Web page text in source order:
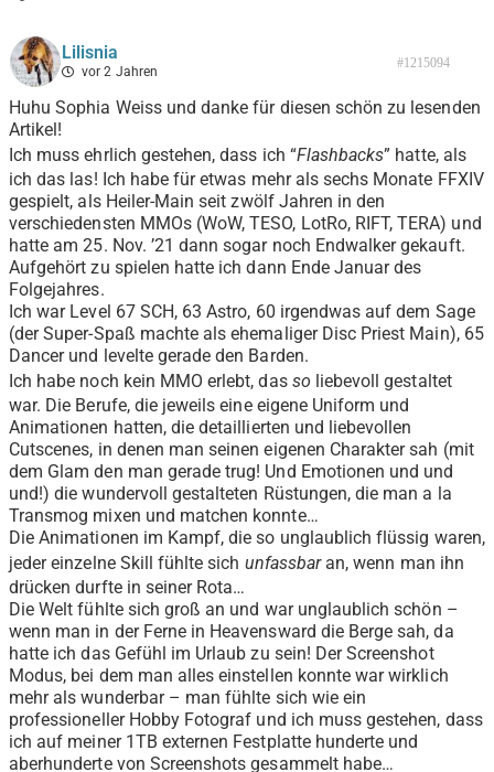
Lilisnia
vor 2 Jahren
#1215094
Huhu Sophia Weiss und danke für diesen schön zu lesenden
Artikel!
Ich muss ehrlich gestehen, dass ich “Flashbacks” hatte, als
ich das las! Ich habe für etwas mehr als sechs Monate FFXIV
gespielt, als Heiler-Main seit zwölf Jahren in den
verschiedensten MMOs (WoW, TESO, LotRo, RIFT, TERA) und
hatte am 25. Nov. ’21 dann sogar noch Endwalker gekauft.
Aufgehört zu spielen hatte ich dann Ende Januar des
Folgejahres.
Ich war Level 67 SCH, 63 Astro, 60 irgendwas auf dem Sage
(der Super-Spaß machte als ehemaliger Disc Priest Main), 65
Dancer und levelte gerade den Barden.
Ich habe noch kein MMO erlebt, das so liebevoll gestaltet
war. Die Berufe, die jeweils eine eigene Uniform und
Animationen hatten, die detaillierten und liebevollen
Cutscenes, in denen man seinen eigenen Charakter sah (mit
dem Glam den man gerade trug! Und Emotionen und und
und!) die wundervoll gestalteten Rüstungen, die man a la
Transmog mixen und matchen konnte…
Die Animationen im Kampf, die so unglaublich flüssig waren,
jeder einzelne Skill fühlte sich unfassbaran, wenn man ihn
drücken durfte in seiner Rota…
Die Welt fühlte sich groß an und war unglaublich schön –
wenn man in der Ferne in Heavensward die Berge sah, da
hatte ich das Gefühl im Urlaub zu sein! Der Screenshot
Modus, bei dem man alles einstellen konnte war wirklich
mehr als wunderbar – man fühlte sich wie ein
professioneller Hobby Fotograf und ich muss gestehen, dass
ich auf meiner 1TB externen Festplatte hunderte und
aberhunderte von Screenshots gesammelt habe…